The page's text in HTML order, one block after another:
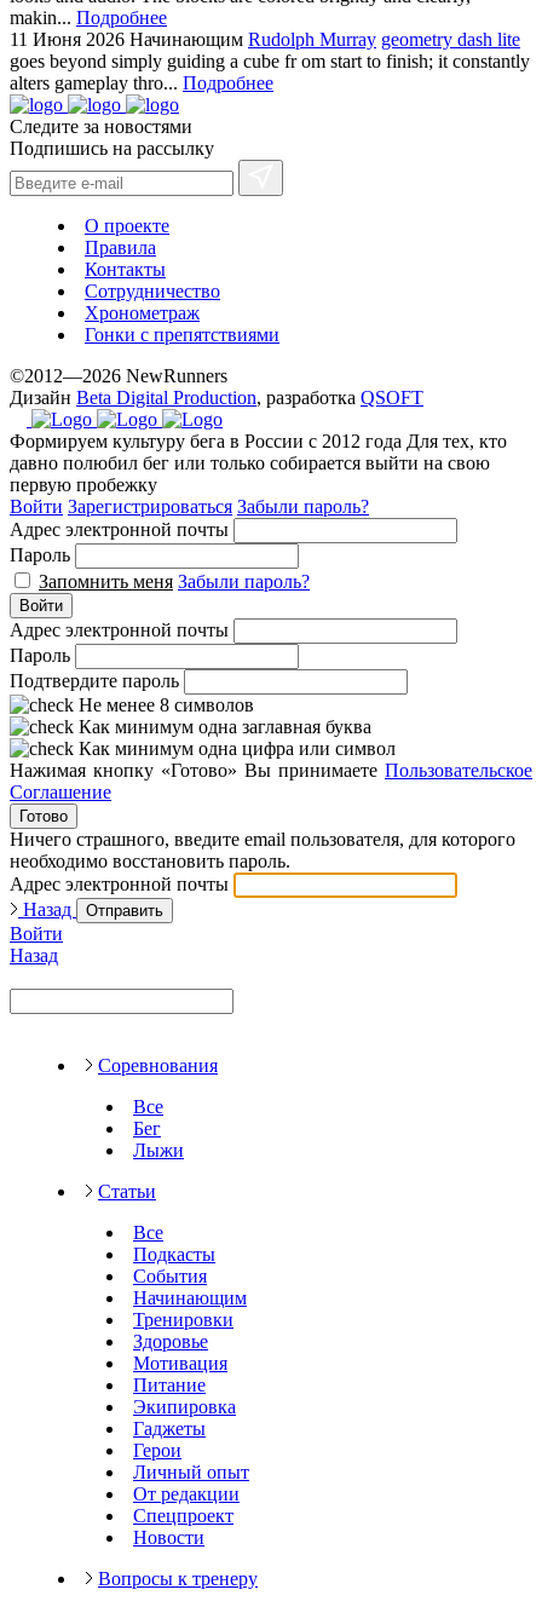
makin... Подробнее
11 Июня 2026 Начинающим Rudolph Murray geometry dash lite
goes beyond simply guiding a cube fr om start to finish; it constantly
alters gameplay thro... Подробнее
Следите за новостями
Подпишись на рассылку
О проекте
Правила
Контакты
Сотрудничество
Хронометраж
Гонки с препятствиями
©2012—2026 NewRunners
Дизайн Beta Digital Production, разработка QSOFT
Формируем культуру бега в России с 2012 года Для тех, кто
давно полюбил бег или только собирается выйти на свою
первую пробежку
Войти Зарегистрироваться Забыли пароль?
Адрес электронной почты
Пароль
Запомнить меня Забыли пароль?
Войти
Адрес электронной почты
Пароль
Подтвердите пароль
Не менее 8 символов
Как минимум одна заглавная буква
Как минимум одна цифра или символ
Нажимая кнопку «Готово» Вы принимаете Пользовательское
Соглашение
Готово
Ничего страшного, введите email пользователя, для которого
необходимо восстановить пароль.
Адрес электронной почты
Назад
Отправить
Войти
Назад
Соревнования
Все
Бег
Лыжи
Статьи
Все
Подкасты
События
Начинающим
Тренировки
Здоровье
Мотивация
Питание
Экипировка
Гаджеты
Герои
Личный опыт
От редакции
Спецпроект
Новости
Вопросы к тренеру